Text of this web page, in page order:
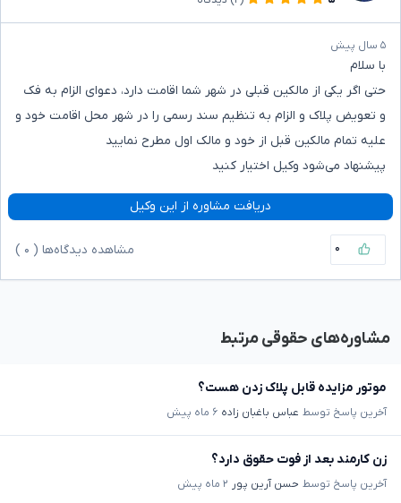
۵ سال پیش
با سلام
حتی اگر یکی از مالکین قبلی در شهر شما اقامت دارد، دعوای الزام به فک
و تعویض پلاک و الزام به تنظیم سند رسمی را در شهر محل اقامت خود و
علیه تمام مالکین قبل از خود و مالک اول مطرح نمایید
پیشنهاد می‌شود وکیل اختیار کنید
دریافت مشاوره از این وکیل
۰ مشاهده دیدگاه‌ها ( ۰
مشاوره‌های حقوقی مرتبط
موتور مزایده قابل پلاک زدن هست؟
آخرین پاسخ توسط عباس باغبان زاده ۶ ماه پیش
زن کارمند بعد از فوت حقوق دارد؟
آخرین پاسخ توسط حسن آرین پور ۲ ماه پیش